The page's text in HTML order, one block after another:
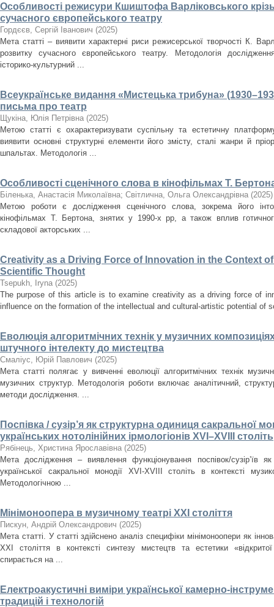
Особливості режисури Кшиштофа Варліковського
сучасного європейського театру
Гордєєв, Сергій Іванович (2025)
Мета статті – виявити характерні риси режисерської творчості К.
розвитку сучасного європейського театру. Методологія
історико-культурний ...
Всеукраїнське видання «Мистецька трибуна»
письма про театр
Щукіна, Юлія Петрівна (2025)
Метою статті є охарактеризувати суспільну та естетичну
виявити основні структурні елементи його змісту, сталі жанри й
шпальтах. Методологія ...
Особливості сценічного слова в кінофільмах Т.
Біленька, Анастасія Миколаївна; Світлична, Ольга Олександрівна (2025)
Метою роботи є дослідження сценічного слова, зокрема його
кінофільмах Т. Бертона, знятих у 1990-х рр, а також вплив
складової акторських ...
Creativity as a Driving Force of Innovation in the Context
Scientific Thought
Tsepukh, Iryna (2025)
The purpose of this article is to examine creativity as a driving force of
influence on the formation of the intellectual and cultural-artistic potential of
Еволюція алгоритмічних технік у музичних
штучного інтелекту до мистецтва
Смаліус, Юрій Павлович (2025)
Мета статті полягає у вивченні еволюції алгоритмічних технік
музичних структур. Методологія роботи включає аналітичний,
методи дослідження. ...
Поспівка / сузір’я як структурна одиниця сакральної
українських нотолінійних ірмологіонів XVI–XVIII століть
Рябінець, Христина Ярославівна (2025)
Мета дослідження – виявлення функціонування поспівок/сузір’їв
української сакральної монодії XVI-XVIII cтоліть в контексті
Методологічною ...
Мінімоноопера в музичному театрі ХХІ століття
Пискун, Андрій Олександрович (2025)
Мета статті. У статті здійснено аналіз специфіки мінімоноопери як
ХХІ століття в контексті синтезу мистецтв та естетики
спирається на ...
Електроакустичні виміри української камерно-
традицій і технологій